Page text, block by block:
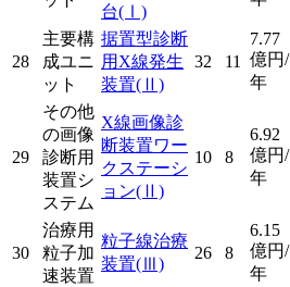
台(Ⅰ)
28
主要構
成ユニ
ット
据置型診断
用X線発生
装置(Ⅱ)
32 11
7.77
億円/
年
29
その他
の画像
診断用
装置シ
ステム
X線画像診
断装置ワー
クステーシ
ョン(Ⅱ)
10 8
6.92
億円/
年
30
治療用
粒子加
速装置
粒子線治療
装置(Ⅲ)
26 8
6.15
億円/
年